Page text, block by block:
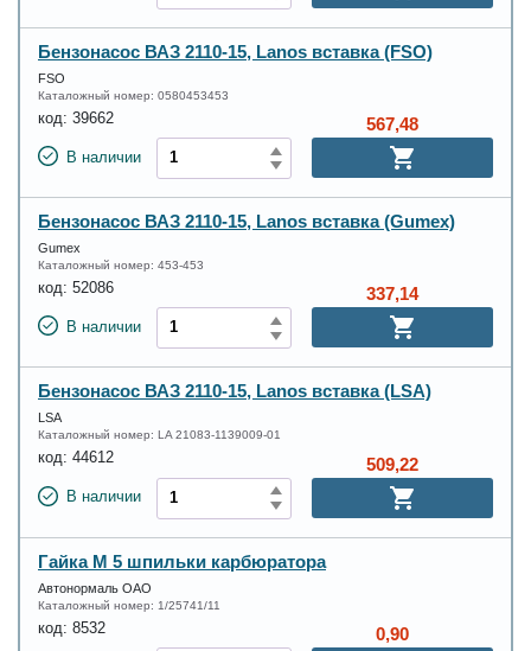
Бензонасос ВАЗ 2110-15, Lanos вставка (FSO)
FSO
Каталожный номер: 0580453453
код: 39662
В наличии
567,48
Бензонасос ВАЗ 2110-15, Lanos вставка (Gumex)
Gumex
Каталожный номер: 453-453
код: 52086
В наличии
337,14
Бензонасос ВАЗ 2110-15, Lanos вставка (LSA)
LSA
Каталожный номер: LA 21083-1139009-01
код: 44612
В наличии
509,22
Гайка М 5 шпильки карбюратора
Автонормаль ОАО
Каталожный номер: 1/25741/11
код: 8532 0,90